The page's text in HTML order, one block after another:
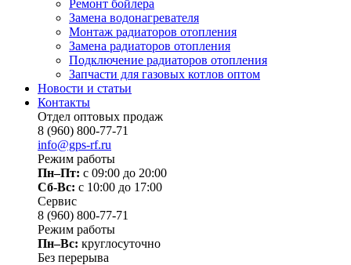
Ремонт бойлера
Замена водонагревателя
Монтаж радиаторов отопления
Замена радиаторов отопления
Подключение радиаторов отопления
Запчасти для газовых котлов оптом
Новости и статьи
Контакты
Отдел оптовых продаж
8 (960) 800-77-71
info@gps-rf.ru
Режим работы
Пн–Пт: с 09:00 до 20:00
Сб-Вс: c 10:00 до 17:00
Сервис
8 (960) 800-77-71
Режим работы
Пн–Вс: круглосуточно
Без перерыва